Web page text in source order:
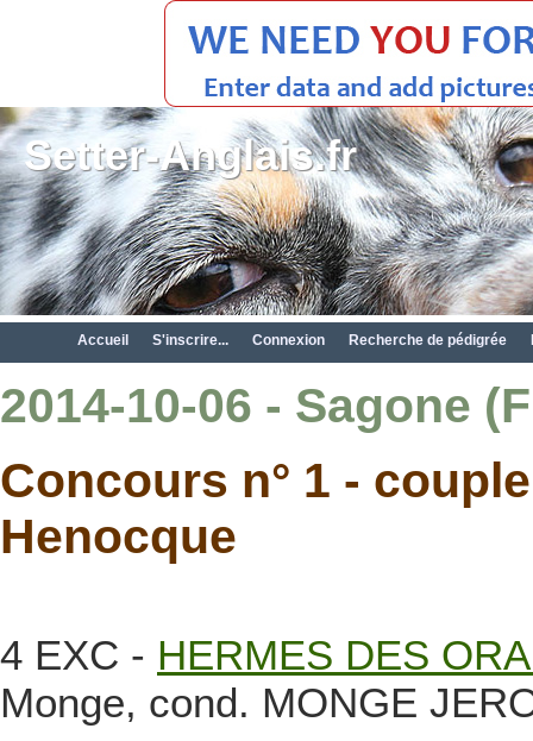
Setter-Anglais.fr
Accueil S'inscrire... Connexion Recherche de pédigrée
2014-10-06 - Sagone
Concours n° 1 -
Henocque
4 EXC - HERMES DES
Monge, cond. MONGE